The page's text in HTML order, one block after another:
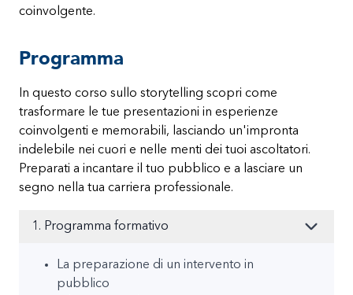
coinvolgente.
Programma
In questo corso sullo storytelling scopri come
trasformare le tue presentazioni in esperienze
coinvolgenti e memorabili, lasciando un'impronta
indelebile nei cuori e nelle menti dei tuoi ascoltatori.
Preparati a incantare il tuo pubblico e a lasciare un
segno nella tua carriera professionale.
1. Programma formativo
La preparazione di un intervento in
pubblico